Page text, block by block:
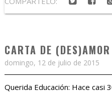
CARTA DE
domingo, 12 de julio de 2015
Querida Educación: Hace casi